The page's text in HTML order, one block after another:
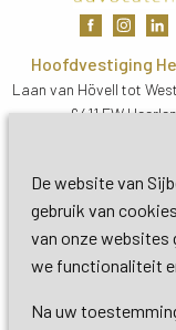
De website van
gebruik van
van onze websites
we functionaliteit
Na uw
Hoofdvestiging
Laan van Hövell tot
6411 EW Heerlen